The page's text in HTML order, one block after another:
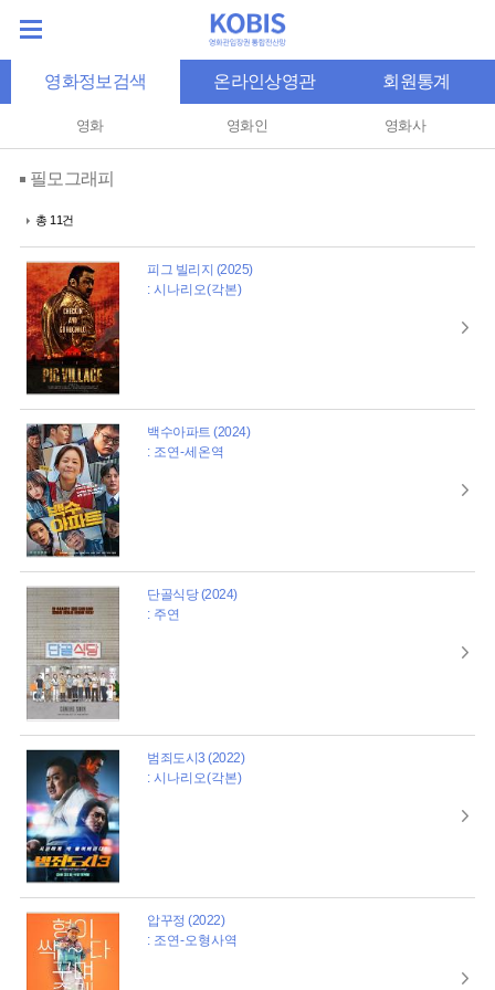
영화정보검색 온라인상영관 회원통계
영화 영화인 영화사
필모그래피
총 11건
피그 빌리지 (2025)
: 시나리오(각본)
백수아파트 (2024)
: 조연-세온역
단골식당 (2024)
: 주연
범죄도시3 (2022)
: 시나리오(각본)
압꾸정 (2022)
: 조연-오형사역